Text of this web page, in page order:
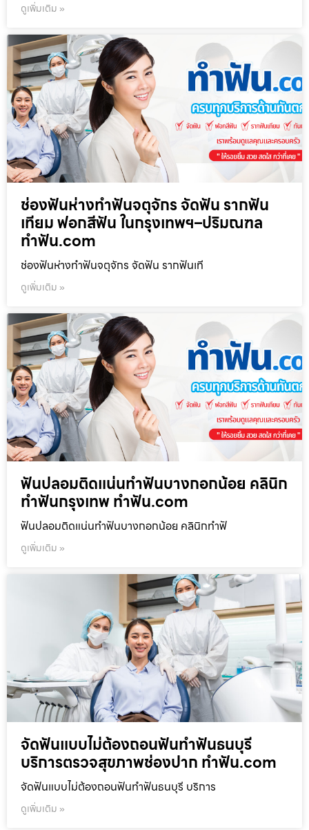
ดูเพิ่มเติม »
ช่องฟันห่างทำฟันจตุจักร จัดฟัน รากฟัน
เทียม ฟอกสีฟัน ในกรุงเทพฯ–ปริมณฑล
ทำฟัน.com
ช่องฟันห่างทำฟันจตุจักร จัดฟัน รากฟันเที
ดูเพิ่มเติม »
ฟันปลอมติดแน่นทำฟันบางกอกน้อย คลินิก
ทำฟันกรุงเทพ ทำฟัน.com
ฟันปลอมติดแน่นทำฟันบางกอกน้อย คลินิกทำฟั
ดูเพิ่มเติม »
จัดฟันแบบไม่ต้องถอนฟันทำฟันธนบุรี
บริการตรวจสุขภาพช่องปาก ทำฟัน.com
จัดฟันแบบไม่ต้องถอนฟันทำฟันธนบุรี บริการ
ดูเพิ่มเติม »